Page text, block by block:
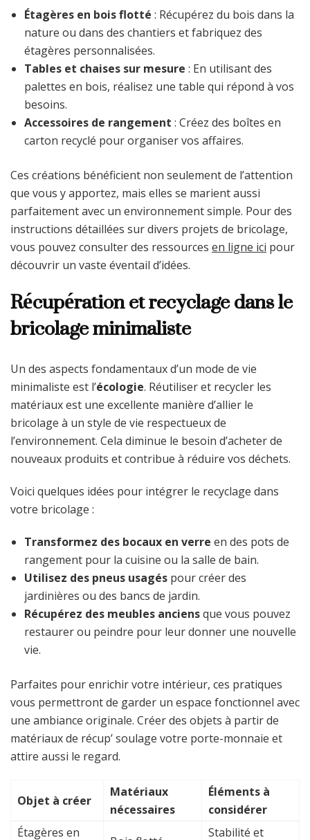
Étagères en bois flotté : Récupérez du bois dans la
nature ou dans des chantiers et fabriquez des
étagères personnalisées.
Tables et chaises sur mesure : En utilisant des
palettes en bois, réalisez une table qui répond à vos
besoins.
Accessoires de rangement : Créez des boîtes en
carton recyclé pour organiser vos affaires.
Ces créations bénéficient non seulement de l’attention
que vous y apportez, mais elles se marient aussi
parfaitement avec un environnement simple. Pour des
instructions détaillées sur divers projets de bricolage,
vous pouvez consulter des ressources en ligne ici pour
découvrir un vaste éventail d’idées.
Récupération et recyclage dans le
bricolage minimaliste
Un des aspects fondamentaux d’un mode de vie
minimaliste est l’écologie. Réutiliser et recycler les
matériaux est une excellente manière d’allier le
bricolage à un style de vie respectueux de
l’environnement. Cela diminue le besoin d’acheter de
nouveaux produits et contribue à réduire vos déchets.
Voici quelques idées pour intégrer le recyclage dans
votre bricolage :
Transformez des bocaux en verre en des pots de
rangement pour la cuisine ou la salle de bain.
Utilisez des pneus usagés pour créer des
jardinières ou des bancs de jardin.
Récupérez des meubles anciensque vous pouvez
restaurer ou peindre pour leur donner une nouvelle
vie.
Parfaites pour enrichir votre intérieur, ces pratiques
vous permettront de garder un espace fonctionnel avec
une ambiance originale. Créer des objets à partir de
matériaux de récup’ soulage votre porte-monnaie et
attire aussi le regard.
Objet à créer
Matériaux
nécessaires
Éléments à
considérer
Étagères en
Stabilité et